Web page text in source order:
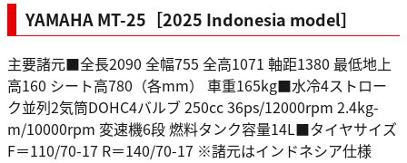
YAMAHA MT-25［2025 Indonesia model］
主要諸元■全長2090 全幅755 全高1071 軸距1380 最低地上
高160 シート高780（各mm） 車重165kg■水冷4ストロー
ク並列2気筒DOHC4バルブ 250cc 36ps/12000rpm 2.4kg-
m/10000rpm 変速機6段 燃料タンク容量14L■タイヤサイズ
F＝110/70-17 R＝140/70-17 ※諸元はインドネシア仕様